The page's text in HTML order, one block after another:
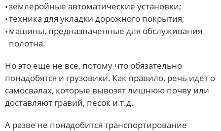
землеройные автоматические установки;
техника для укладки дорожного покрытия;
машины, предназначенные для обслуживания
полотна.
Но это еще не все, потому что обязательно
понадобятся и грузовики. Как правило, речь идет о
самосвалах, которые вывозят лишнюю почву или
доставляют гравий, песок и т.д.
А разве не понадобится транспортирование